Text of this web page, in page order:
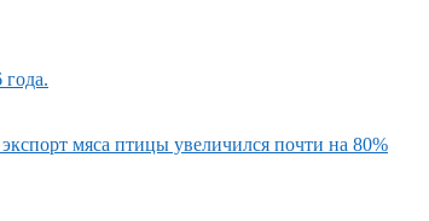
мяса птицы увеличился почти на 80%